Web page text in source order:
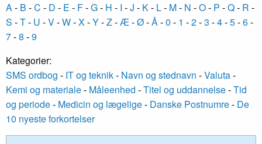
A- B -C - D - E - F-G- H - I -J - K- L- M- N -O- P -Q- R -
S -T- U -V-W-X-Y-Z-Æ-Ø-Å-0 - 1 -2-3 -4-5-6-
7-8 -9
Kategorier:
SMS ordbog - IT og teknik- Navn og stednavn -Valuta-
Kemi og materiale- Måleenhed -Titel og uddannelse-Tid
og periode- Medicin og lægelige- Danske Postnumre- De
10 nyeste forkortelser